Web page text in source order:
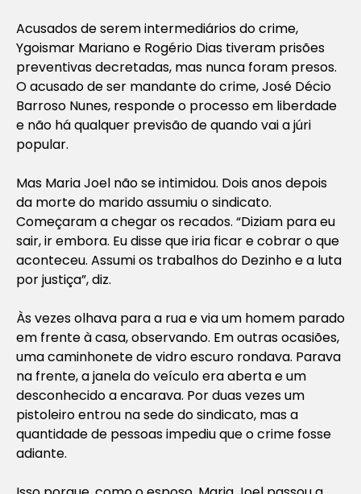
Acusados de serem intermediários do crime,
Ygoismar Mariano e Rogério Dias tiveram prisões
preventivas decretadas, mas nunca foram presos.
O acusado de ser mandante do crime, José Décio
Barroso Nunes, responde o processo em liberdade
e não há qualquer previsão de quando vai a júri
popular.
Mas Maria Joel não se intimidou. Dois anos depois
da morte do marido assumiu o sindicato.
Começaram a chegar os recados. “Diziam para eu
sair, ir embora. Eu disse que iria ficar e cobrar o que
aconteceu. Assumi os trabalhos do Dezinho e a luta
por justiça”, diz.
Às vezes olhava para a rua e via um homem parado
em frente à casa, observando. Em outras ocasiões,
uma caminhonete de vidro escuro rondava. Parava
na frente, a janela do veículo era aberta e um
desconhecido a encarava. Por duas vezes um
pistoleiro entrou na sede do sindicato, mas a
quantidade de pessoas impediu que o crime fosse
adiante.